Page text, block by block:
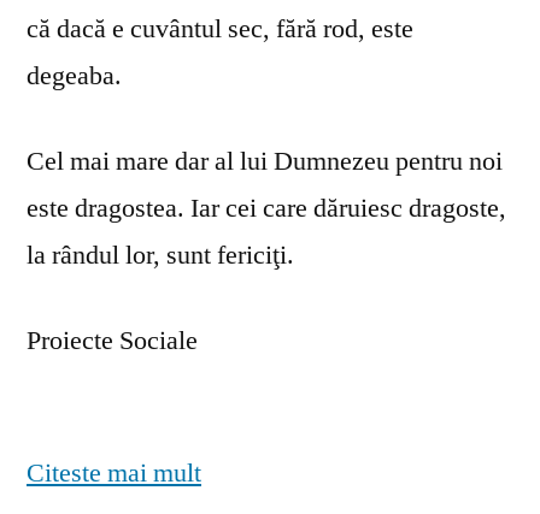
că dacă e cuvântul sec, fără rod, este
degeaba.
Cel mai mare dar al lui Dumnezeu pentru noi
este dragostea. Iar cei care dăruiesc dragoste,
la rândul lor, sunt fericiţi.
Proiecte Sociale
Citeste mai mult